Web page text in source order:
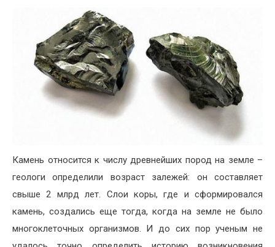
Камень относится к числу древнейших пород на земле –
геологи определили возраст залежей: он составляет
свыше 2 млрд лет. Слои коры, где и сформировался
камень, создались еще тогда, когда на земле не было
многоклеточных организмов. И до сих пор ученым не